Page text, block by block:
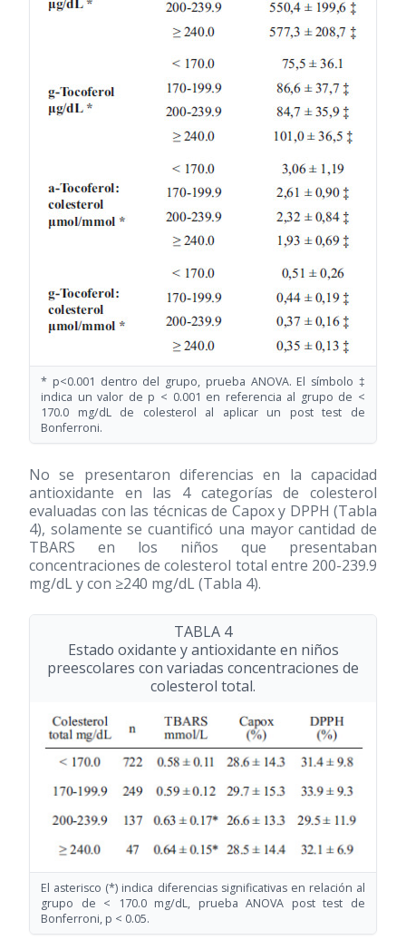
* p<0.001 dentro del grupo, prueba ANOVA. El símbolo ‡
indica un valor de p < 0.001 en referencia al grupo de <
170.0 mg/dL de colesterol al aplicar un post test de
Bonferroni.
No se presentaron diferencias en la capacidad
antioxidante en las 4 categorías de colesterol
evaluadas con las técnicas de Capox y DPPH (Tabla
4), solamente se cuantificó una mayor cantidad de
TBARS en los niños que presentaban
concentraciones de colesterol total entre 200-239.9
mg/dL y con ≥240 mg/dL (Tabla 4).
TABLA 4
Estado oxidante y antioxidante en niños
preescolares con variadas concentraciones de
colesterol total.
El asterisco (*) indica diferencias significativas en relación al
grupo de < 170.0 mg/dL, prueba ANOVA post test de
Bonferroni, p < 0.05.